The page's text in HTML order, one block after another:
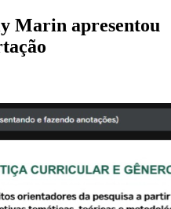
Marin apresentou